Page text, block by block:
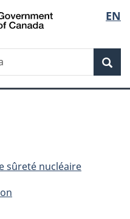
de
la
EN
sûreté nucléaire